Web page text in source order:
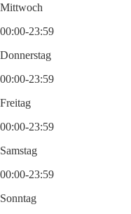
Mittwoch
00:00-23:59
Donnerstag
00:00-23:59
Freitag
00:00-23:59
Samstag
00:00-23:59
Sonntag